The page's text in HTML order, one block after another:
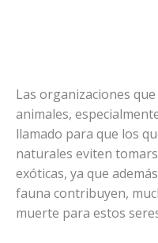
Las organizaciones
animales,
llamado para que los
naturales eviten
exóticas, ya que
fauna contribuyen,
muerte para estos